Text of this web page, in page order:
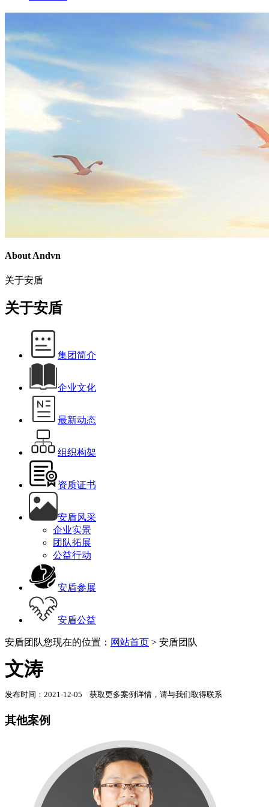
About Andvn
关于安盾
关于安盾
集团简介
企业文化
最新动态
组织构架
资质证书
安盾风采
企业实景
团队拓展
公益行动
安盾参展
安盾公益
安盾团队您现在的位置： 网站首页 > 安盾团队
文涛
发布时间：2021-12-05 获取更多案例详情，请与我们取得联系
其他案例